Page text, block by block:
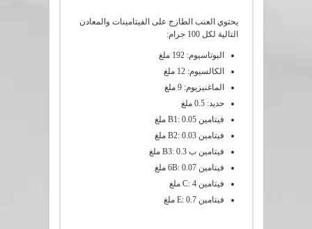
يحتوي العنب الطازج على الفيتامينات والمعادن
التالية لكل 100 جرام:
البوتاسيوم: 192 ملغ
الكالسيوم: 12 ملغ
الماغنيزيوم: 9 ملغ
حديد: 0.5 ملغ
فيتامين B1: 0.05 ملغ
فيتامين B2: 0.03 ملغ
فيتامين ب B3: 0.3 ملغ
فيتامين 6B: 0.07 ملغ
فيتامين C: 4 ملغ
فيتامين E: 0.7 ملغ